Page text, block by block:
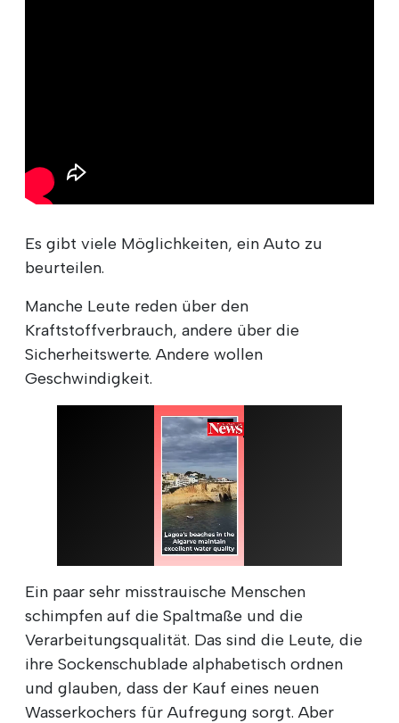
Es gibt viele Möglichkeiten, ein Auto zu
beurteilen.
Manche Leute reden über den
Kraftstoffverbrauch, andere über die
Sicherheitswerte. Andere wollen
Geschwindigkeit.
Ein paar sehr misstrauische Menschen
schimpfen auf die Spaltmaße und die
Verarbeitungsqualität. Das sind die Leute, die
ihre Sockenschublade alphabetisch ordnen
und glauben, dass der Kauf eines neuen
Wasserkochers für Aufregung sorgt. Aber